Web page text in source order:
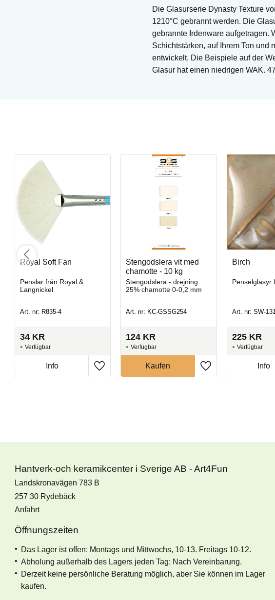
Opal Lustre
Die Glasurserie Dynasty Texture
1210°C gebrannt werden. Die
gebrannte Irdenware aufgetragen.
Schichtstärken, auf Ihrem Ton und
entwickelt. Die Beispiele auf der
Glasur hat einen niedrigen WAK.
Royal Soft Fan
Penslar från Royal &
Langnickel
Art. nr: R835-4
34 KR
Stengodslera vit med
chamotte - 10 kg
Stengodslera - drejning
25% chamotte 0-0,2 mm
Art. nr: KC-GSSG254
124 KR
Birch
Penselglasyr
Art. nr: SW-
225 KR
Hantverk-och keramikcenter i Sverige AB - Art4Fun
Landskronavägen 783 B
257 30 Rydebäck
Anfahrt
Öffnungszeiten
Das Lager ist offen: Montags und Mittwochs, 10-13. Freitags 10-12.
Abholung außerhalb des Lagers jeden Tag: Nach Vereinbarung.
Derzeit keine persönliche Beratung möglich, aber Sie können im Lager
kaufen.